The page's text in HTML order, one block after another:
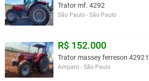
Trator mf. 4292
São Paulo - São Paulo
R$ 152.000
Trator massey ferreson 4292
Amparo - São Paulo